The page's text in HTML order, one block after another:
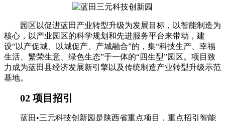
园区以促进蓝田产业转型升级为发展目标，以智能制造为
核心，以产业园区的科学规划和先进服务平台来带动，建
设“以产促城、以城促产、产城融合”的，集“科技生产、幸福
生活、繁荣生意、绿色生态”于一体的“四生型”园区。项目致
力成为蓝田县经济发展新引擎以及传统制造产业转型升级示范
基地。
02 项目招引
蓝田•三元科技创新园是陕西省重点项目，重点招引智能